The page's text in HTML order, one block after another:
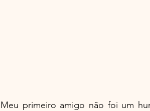
Meu primeiro amigo não foi um